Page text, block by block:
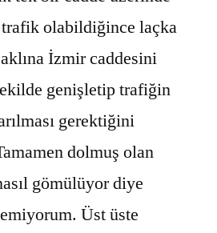
trafik olabildiğince laçka
İzmir caddesini
genişletip trafiğin
gerektiğini
dolmuş olan
gömülüyor diye
Üst üste